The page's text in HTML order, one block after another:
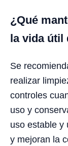
¿Qué
la vida útil
Se
realizar
controles
uso y
uso estable y
y mejoran la